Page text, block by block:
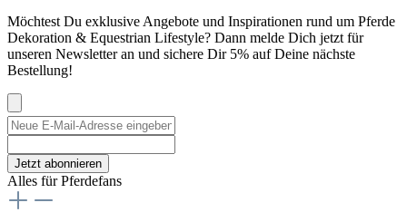
Möchtest Du exklusive Angebote und Inspirationen rund um Pferde
Dekoration & Equestrian Lifestyle? Dann melde Dich jetzt für
unseren Newsletter an und sichere Dir 5% auf Deine nächste
Bestellung!
Jetzt abonnieren
Alles für Pferdefans